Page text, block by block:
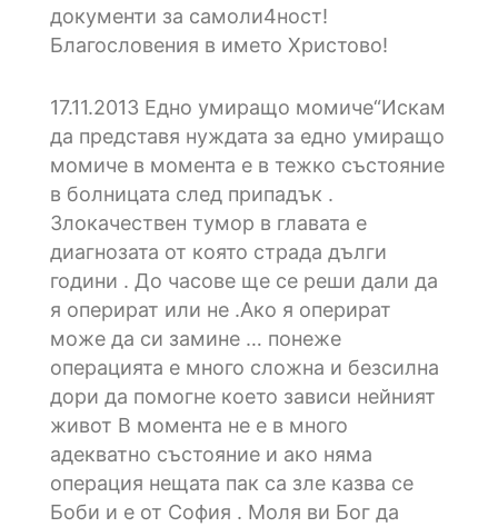
документи за самоли4ност!
Благословения в името Христово!
17.11.2013 Eдно умиращо момиче“Искам
да представя нуждата за едно умиращо
момиче в момента е в тежко състояние
в болницата след припадък .
Злокачествен тумор в главата е
диагнозата от която страда дълги
години . До часове ще се реши дали да
я оперират или не .Ако я оперират
може да си замине … понеже
операцията е много сложна и безсилна
дори да помогне което зависи нейният
живот В момента не е в много
адекватно състояние и ако няма
операция нещата пак са зле казва се
Боби и е от София . Моля ви Бог да